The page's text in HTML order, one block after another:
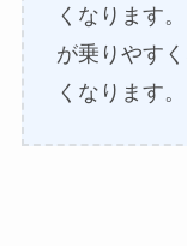
くなります
が乗りやす
くなります。